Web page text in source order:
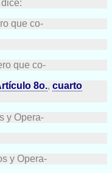
que co-
que co-
8o., cuarto
y Opera-
y Opera-